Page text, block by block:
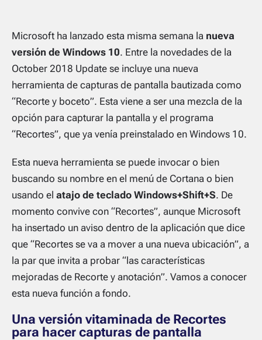
Microsoft ha lanzado esta misma semana la nueva
versión de Windows 10. Entre la novedades de la
October 2018 Update se incluye una nueva
herramienta de capturas de pantalla bautizada como
“Recorte y boceto”. Esta viene a ser una mezcla de la
opción para capturar la pantalla y el programa
“Recortes”, que ya venía preinstalado en Windows 10.
Esta nueva herramienta se puede invocar o bien
buscando su nombre en el menú de Cortana o bien
usando el atajo de teclado Windows+Shift+S. De
momento convive con “Recortes”, aunque Microsoft
ha insertado un aviso dentro de la aplicación que dice
que “Recortes se va a mover a una nueva ubicación”, a
la par que invita a probar “las características
mejoradas de Recorte y anotación”. Vamos a conocer
esta nueva función a fondo.
Una versión vitaminada de Recortes
para hacer capturas de pantalla